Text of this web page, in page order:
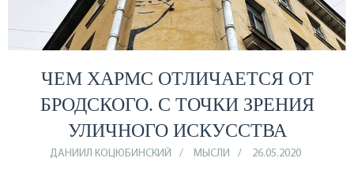
ЧЕМ ХАРМС ОТЛИЧАЕТСЯ ОТ
БРОДСКОГО. С ТОЧКИ ЗРЕНИЯ
УЛИЧНОГО ИСКУССТВА
ДАНИИЛ КОЦЮБИНСКИЙ МЫСЛИ 26.05.2020